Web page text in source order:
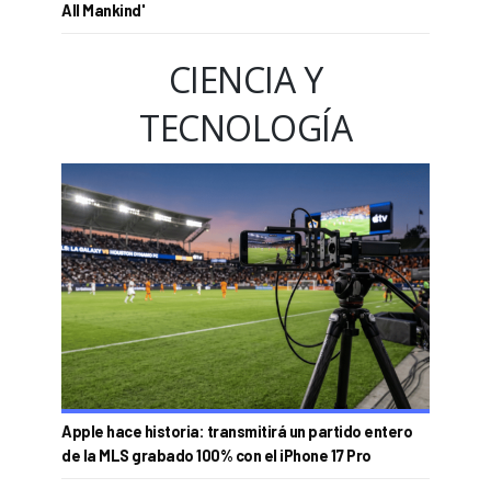
All Mankind'
CIENCIA Y
TECNOLOGÍA
Apple hace historia: transmitirá un partido entero
de la MLS grabado 100% con el iPhone 17 Pro